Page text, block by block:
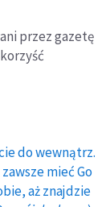
przez gazetę
do wewnątrz.
mieć Go
aż znajdzie